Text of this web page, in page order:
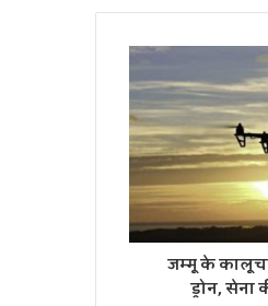
जम्मू के
ड्रोन,